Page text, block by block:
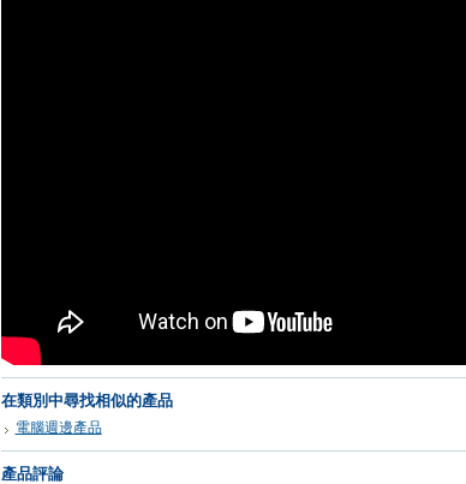
在類別中尋找相似的產品
電腦週邊產品
產品評論